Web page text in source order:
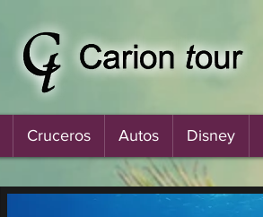
Cruceros Autos Disney